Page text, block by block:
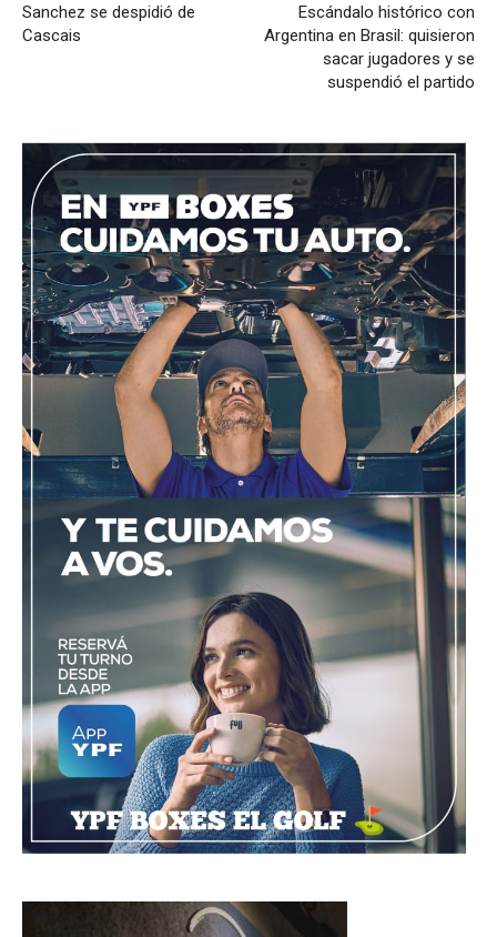
Sanchez se despidió de
Cascais
Escándalo histórico con
Argentina en Brasil: quisieron
sacar jugadores y se
suspendió el partido